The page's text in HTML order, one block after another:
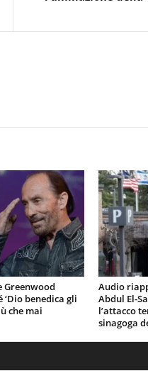
Greenwood
‘Dio benedica gli
che mai
Audio
Abdul El-
l’attacco
sinagoga